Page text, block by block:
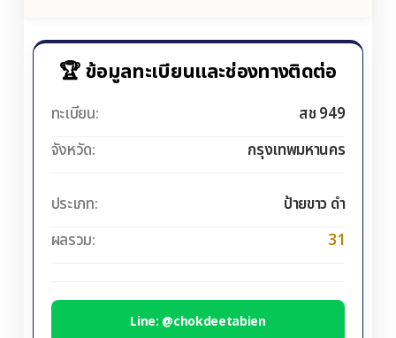
🏆 ข้อมูลทะเบียนและช่องทางติดต่อ
ทะเบียน:
สช 949
จังหวัด:
กรุงเทพมหานคร
ประเภท:
ป้ายขาว ดำ
ผลรวม:
31
Line: @chokdeetabien